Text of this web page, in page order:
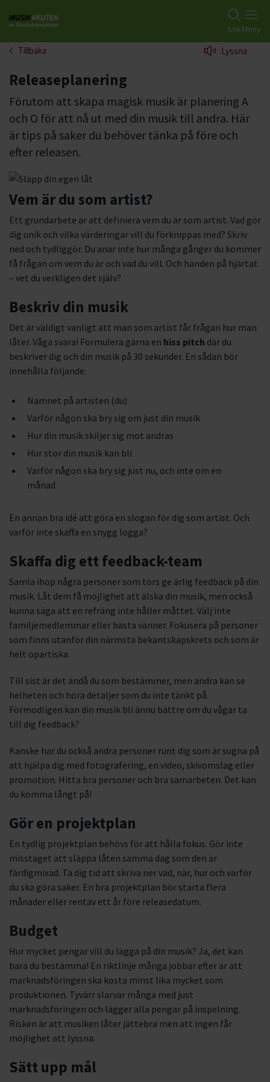
Gå till studiefrämjandets startsida SökMeny
Tillbaka Lyssna
Releaseplanering
Förutom att skapa magisk musik är planering A
och O för att nå ut med din musik till andra. Här
är tips på saker du behöver tänka på före och
efter releasen.
Vem är du som artist?
Ett grundarbete är att definiera vem du är som artist. Vad gör
dig unik och vilka värderingar vill du förknippas med? Skriv
ned och tydliggör. Du anar inte hur många gånger du kommer
få frågan om vem du är och vad du vill. Och handen på hjärtat
– vet du verkligen det själv?
Beskriv din musik
Det är väldigt vanligt att man som artist får frågan hur man
låter. Våga svara! Formulera gärna en hiss pitch där du
beskriver dig och din musik på 30 sekunder. En sådan bör
innehålla följande:
Namnet på artisten (du)
Varför någon ska bry sig om just din musik
Hur din musik skiljer sig mot andras
Hur stor din musik kan bli
Varför någon ska bry sig just nu, och inte om en
månad
En annan bra idé att göra en slogan för dig som artist. Och
varför inte skaffa en snygg logga?
Skaffa dig ett feedback-team
Samla ihop några personer som törs ge ärlig feedback på din
musik. Låt dem få möjlighet att älska din musik, men också
kunna säga att en refräng inte håller måttet. Välj inte
familjemedlemmar eller bästa vänner. Fokusera på personer
som finns utanför din närmsta bekantskapskrets och som är
helt opartiska.
Till sist är det ändå du som bestämmer, men andra kan se
helheten och höra detaljer som du inte tänkt på.
Förmodligen kan din musik bli ännu bättre om du vågar ta
till dig feedback?
Kanske har du också andra personer runt dig som är sugna på
att hjälpa dig med fotografering, en video, skivomslag eller
promotion. Hitta bra personer och bra samarbeten. Det kan
du komma långt på!
Gör en projektplan
En tydlig projektplan behövs för att hålla fokus. Gör inte
misstaget att släppa låten samma dag som den är
färdigmixad. Ta dig tid att skriva ner vad, när, hur och varför
du ska göra saker. En bra projektplan bör starta flera
månader eller rentav ett år före releasedatum.
Budget
Hur mycket pengar vill du lägga på din musik? Ja, det kan
bara du bestämma! En riktlinje många jobbar efter är att
marknadsföringen ska kosta minst lika mycket som
produktionen. Tyvärr slarvar många med just
marknadsföringen och lägger alla pengar på inspelning.
Risken är att musiken låter jättebra men att ingen får
möjlighet att lyssna.
Sätt upp mål